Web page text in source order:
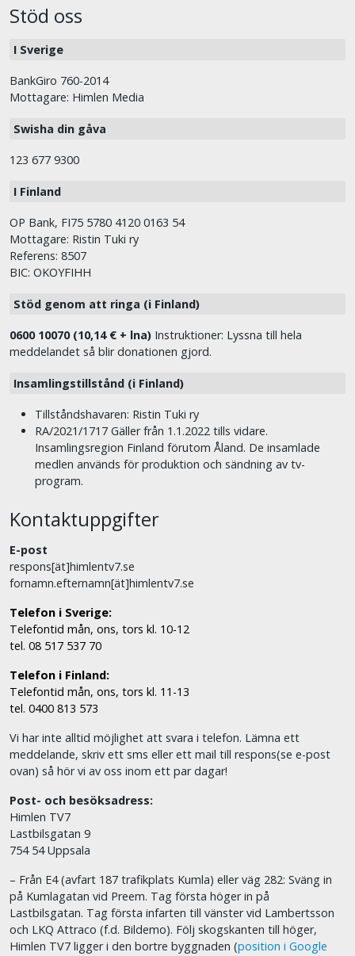
Stöd oss
I Sverige
BankGiro 760-2014
Mottagare: Himlen Media
Swisha din gåva
123 677 9300
I Finland
OP Bank, FI75 5780 4120 0163 54
Mottagare: Ristin Tuki ry
Referens: 8507
BIC: OKOYFIHH
Stöd genom att ringa (i Finland)
0600 10070 (10,14 € + lna) Instruktioner: Lyssna till hela
meddelandet så blir donationen gjord.
Insamlingstillstånd (i Finland)
Tillståndshavaren: Ristin Tuki ry
RA/2021/1717 Gäller från 1.1.2022 tills vidare.
Insamlingsregion Finland förutom Åland. De insamlade
medlen används för produktion och sändning av tv-
program.
Kontaktuppgifter
E-post
respons[ät]himlentv7.se
fornamn.efternamn[ät]himlentv7.se
Telefon i Sverige:
Telefontid mån, ons, tors kl. 10-12
tel. 08 517 537 70
Telefon i Finland:
Telefontid mån, ons, tors kl. 11-13
tel. 0400 813 573
Vi har inte alltid möjlighet att svara i telefon. Lämna ett
meddelande, skriv ett sms eller ett mail till respons(se e-post
ovan) så hör vi av oss inom ett par dagar!
Post- och besöksadress:
Himlen TV7
Lastbilsgatan 9
754 54 Uppsala
– Från E4 (avfart 187 trafikplats Kumla) eller väg 282: Sväng in
på Kumlagatan vid Preem. Tag första höger in på
Lastbilsgatan. Tag första infarten till vänster vid Lambertsson
och LKQ Attraco (f.d. Bildemo). Följ skogskanten till höger,
Himlen TV7 ligger i den bortre byggnaden (position i Google